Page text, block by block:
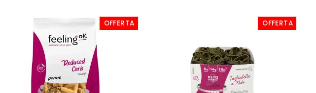
OFFERTA OFFERTA